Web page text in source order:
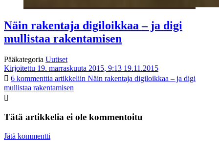
Näin rakentaja digiloikkaa – ja digi
mullistaa rakentamisen
Pääkategoria Uutiset
Kirjoitettu 19. marraskuuta 2015, 9:13 19.11.2015
6 kommenttia artikkeliin Näin rakentaja digiloikkaa – ja digi
mullistaa rakentamisen
Tätä artikkelia ei ole kommentoitu
Jätä kommentti